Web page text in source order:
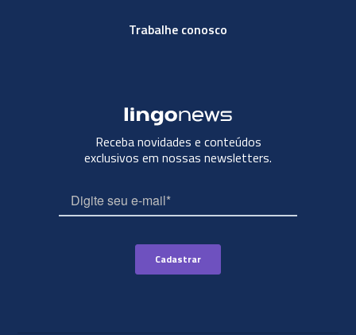
Trabalhe conosco
Receba novidades e conteúdos
exclusivos em nossas newsletters.